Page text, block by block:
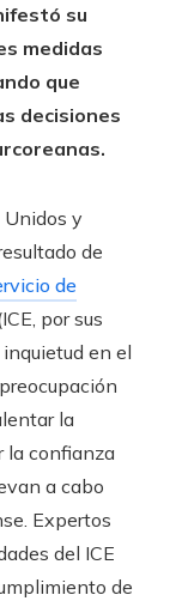
su
medidas
que
decisiones
y
de
de
por sus
en el
la
la confianza
a cabo
Expertos
del ICE
de